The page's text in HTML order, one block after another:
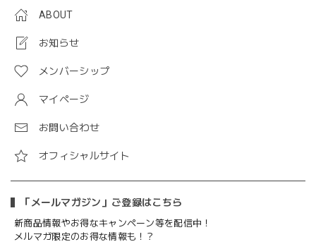
ABOUT
お知らせ
メンバーシップ
マイページ
お問い合わせ
オフィシャルサイト
「メールマガジン」ご登録はこちら
新商品情報やお得なキャンペーン等を配信中！
メルマガ限定のお得な情報も！？